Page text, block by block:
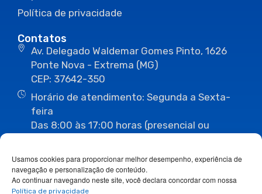
Usamos cookies para proporcionar melhor desempenho, experiência de
navegação e personalização de conteúdo.
Ao continuar navegando neste site, você declara concordar com nossa
Política de privacidade
Política de privacidade
Contatos
Av. Delegado Waldemar Gomes Pinto, 1626
Ponte Nova - Extrema (MG)
CEP: 37642-350
Horário de atendimento: Segunda a Sexta-
feira
Das 8:00 às 17:00 horas (presencial ou
(35) 3435-1112 (35) 3435-3063
ouvidoria@camaraextrema.mg.gov.br
imprensa@camaraextrema.mg.gov.br